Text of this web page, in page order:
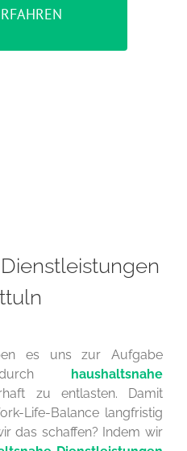
es uns zur Aufgabe
haushaltsnahe
zu entlasten. Damit
Life-Balance langfristig
das schaffen? Indem wir